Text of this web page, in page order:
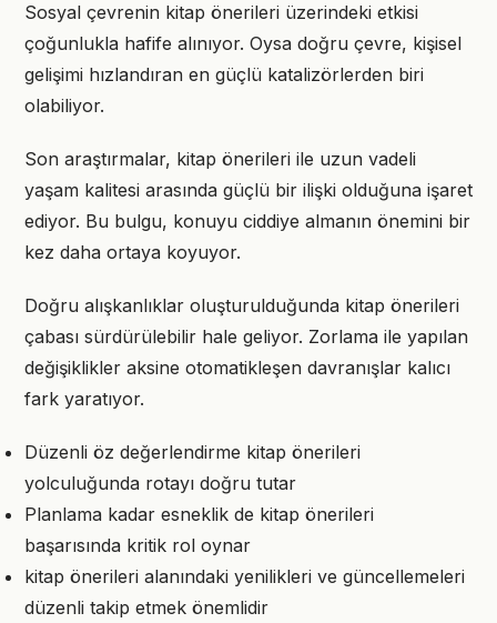
Sosyal çevrenin kitap önerileri üzerindeki etkisi
çoğunlukla hafife alınıyor. Oysa doğru çevre, kişisel
gelişimi hızlandıran en güçlü katalizörlerden biri
olabiliyor.
Son araştırmalar, kitap önerileri ile uzun vadeli
yaşam kalitesi arasında güçlü bir ilişki olduğuna işaret
ediyor. Bu bulgu, konuyu ciddiye almanın önemini bir
kez daha ortaya koyuyor.
Doğru alışkanlıklar oluşturulduğunda kitap önerileri
çabası sürdürülebilir hale geliyor. Zorlama ile yapılan
değişiklikler aksine otomatikleşen davranışlar kalıcı
fark yaratıyor.
Düzenli öz değerlendirme kitap önerileri
yolculuğunda rotayı doğru tutar
Planlama kadar esneklik de kitap önerileri
başarısında kritik rol oynar
kitap önerileri alanındaki yenilikleri ve güncellemeleri
düzenli takip etmek önemlidir